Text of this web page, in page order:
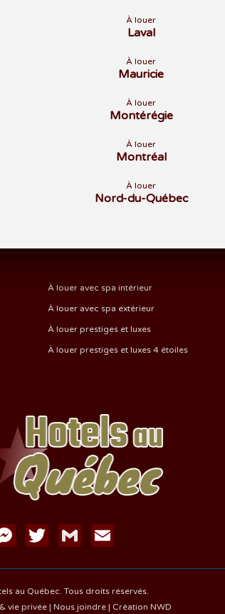
À louer
Laval
À louer
Mauricie
À louer
Montérégie
À louer
Montréal
À louer
Nord-du-Québec
À louer avec spa intérieur
À louer avec spa extérieur
À louer prestiges et luxes
À louer prestiges et luxes 4 étoiles
Messenger
Twitter Gmail
au Québec. Tous droits réservés.
vie privée| Nous joindre| Création NWD